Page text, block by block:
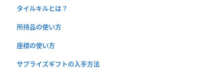
タイルキルとは？
所持品の使い方
座標の使い方
サプライズギフトの入手方法